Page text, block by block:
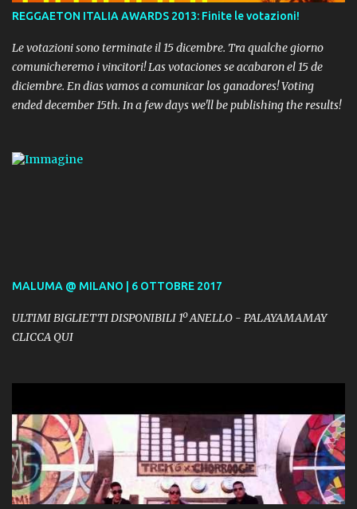
REGGAETON ITALIA AWARDS 2013: Finite le votazioni!
Le votazioni sono terminate il 15 dicembre. Tra qualche giorno
comunicheremo i vincitori! Las votaciones se acabaron el 15 de
diciembre. En dias vamos a comunicar los ganadores! Voting
ended december 15th. In a few days we'll be publishing the results!
MALUMA @ MILANO | 6 OTTOBRE 2017
ULTIMI BIGLIETTI DISPONIBILI 1º ANELLO - PALAYAMAMAY
CLICCA QUI